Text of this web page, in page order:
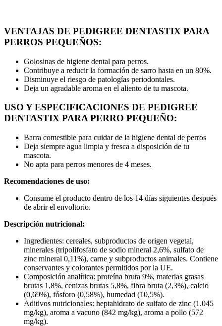
VENTAJAS DE PEDIGREE DENTASTIX PARA
PERROS PEQUEÑOS:
Golosinas de higiene dental para perros.
Contribuye a reducir la formación de sarro hasta en un 80%.
Disminuye el riesgo de patologías periodontales.
Deja un agradable aroma en el aliento de tu mascota.
USO Y ESPECIFICACIONES DE PEDIGREE
DENTASTIX PARA PERRO PEQUEÑO:
Barra comestible para cuidar de la higiene dental de perros
Deja siempre agua limpia y fresca a disposición de tu
mascota.
No apta para perros menores de 4 meses.
Recomendaciones de uso:
Consume el producto dentro de los 14 días siguientes después
de abrir el envoltorio.
Descripción nutricional:
Ingredientes: cereales, subproductos de origen vegetal,
minerales (tripolifosfato de sodio mineral 2,6%, sulfato de
zinc mineral 0,11%), carne y subproductos animales. Contiene
conservantes y colorantes permitidos por la UE.
Composición analítica: proteína bruta 9%, materias grasas
brutas 1,8%, cenizas brutas 5,8%, fibra bruta (2,3%), calcio
(0,69%), fósforo (0,58%), humedad (10,5%).
Aditivos nutricionales: heptahidrato de sulfato de zinc (1.045
mg/kg), aroma a vacuno (842 mg/kg), aroma a pollo (572
mg/kg).